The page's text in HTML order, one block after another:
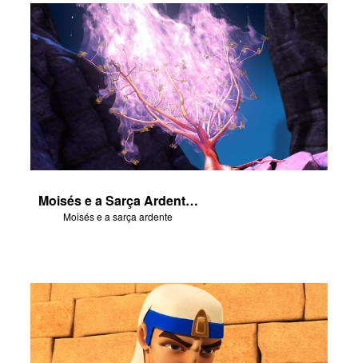
Moisés e a Sarça Ardente - Parte 1
Moisés e a sarça ardente